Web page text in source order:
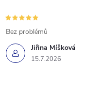
Jiřina Míšková
15.7.2026
Bez problémů